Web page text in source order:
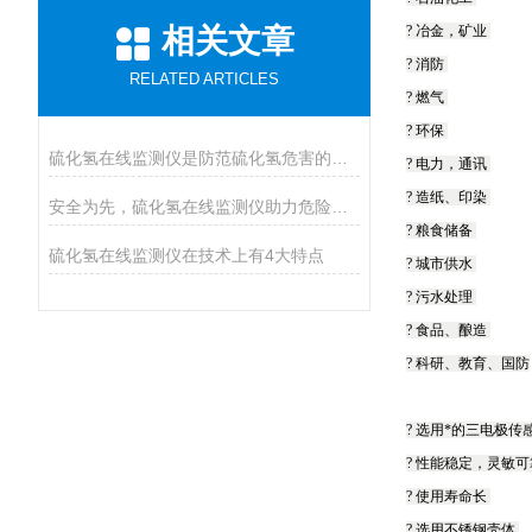
相关文章
RELATED ARTICLES
硫化氢在线监测仪在技术上有4大特点
? 冶金，矿业
? 消防
? 燃气
? 环保
? 电力，通讯
? 造纸、印染
? 粮食储备
? 城市供水
? 污水处理
? 食品、酿造
? 科研、教育、国防
? 选用*的三电极传
? 性能稳定，灵敏
? 使用寿命长